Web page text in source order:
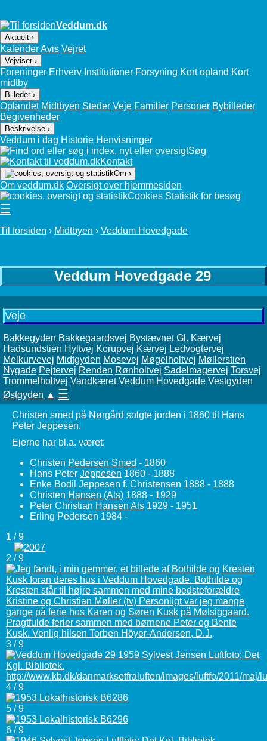
Veddum.dk
Aktuelt ›
KalenderAvis Vejret
Vejviser ›
Foreninger Erhverv Institutioner Forsyning Kort opland Kort
midtby
Billeder ›
Oplandet Midtbyen Steder Veje Familier Personer Bybilleder
Begivenheder
Beskrivelse ›
Veddum i dag Historie Henvisninger
Søg
Kontakt
Om ›
Om veddum.dk Oversigt over hjemmesiden
Cookies Statistik for besøg
☰
Til forsiden › Midtbyen › Veddum Hovedgade
Veddum Hovedgade 29
Veje
Bakkegyden Bakkegaardsvej Bystævnet Gl. Kærvej
Hadsundstien Hyltvej Korupvej Kærvej Ledvogtervej
Melkurvevej Midtgyden Mosevej Møgelholtvej Møllerstien
Nygade Pejtervej Renden Rønholtvej Sadelmagervej Torsvej
Trommelholtvej Vandkæret Veddum Hovedgade Vestgyden
Østgyden ▲ ☰
Christen smed på Nørgård solgte jorden i 1860 til Hans
Peter Jeppesen.
Ejerne har bl.a. været:
Christen Pedersen Smed - 1860
Hans Peter Jeppesen 1860 - 1888
Enke Bodil Jeppesen f. Christensen 1888 - 1888
Christen Hansen (Als) 1888 - 1929
Peter Christian Hansen Als 1929 - 1951
Erling Pedersen 1984 -
1 / 9
2 / 9
3 / 9
4 / 9
5 / 9
6 / 9